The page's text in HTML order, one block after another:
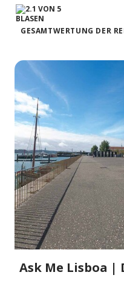
GESAMTWERTUNG DER
Ask Me Lisboa |